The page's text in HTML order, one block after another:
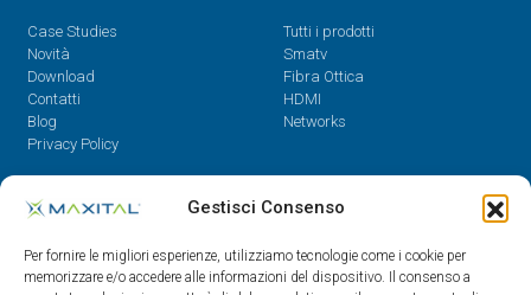
Gestisci Consenso
Per fornire le migliori esperienze, utilizziamo tecnologie come i cookie per
memorizzare e/o accedere alle informazioni del dispositivo. Il consenso a
Case Studies
Novità
Download
Contatti
Blog
Privacy Policy
Tutti i prodotti
Smatv
Fibra Ottica
HDMI
Networks
Contatti
08.30 - 12.30 / 14 - 18